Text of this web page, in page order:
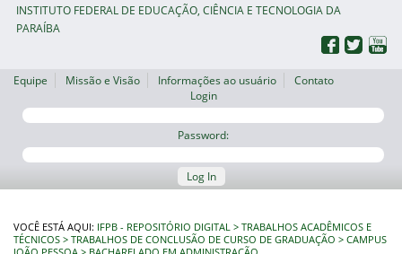
INSTITUTO FEDERAL DE EDUCAÇÃO, CIÊNCIA E TECNOLOGIA DA
PARAÍBA
Equipe Missão e Visão Informações ao usuário
Contato
Login
Password:
Log In
VOCÊ ESTÁ AQUI: IFPB - REPOSITÓRIO DIGITAL
TRABALHOS ACADÊMICOS E
TÉCNICOS
TRABALHOS DE CONCLUSÃO DE CURSO DE GRADUAÇÃO
CAMPUS